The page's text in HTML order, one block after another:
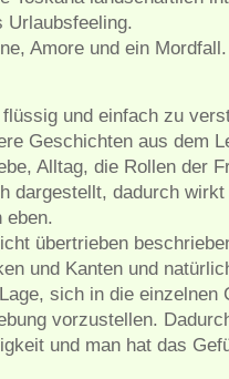
Urlaubsfeeling.
Amore und ein
und einfach zu
Geschichten aus dem
Alltag, die Rollen der
dargestellt, dadurch
eben.
übertrieben
und Kanten und
sich in die einzelnen
vorzustellen.
und man hat das